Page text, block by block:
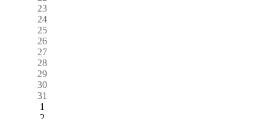
23
24
25
26
27
28
29
30
31
1